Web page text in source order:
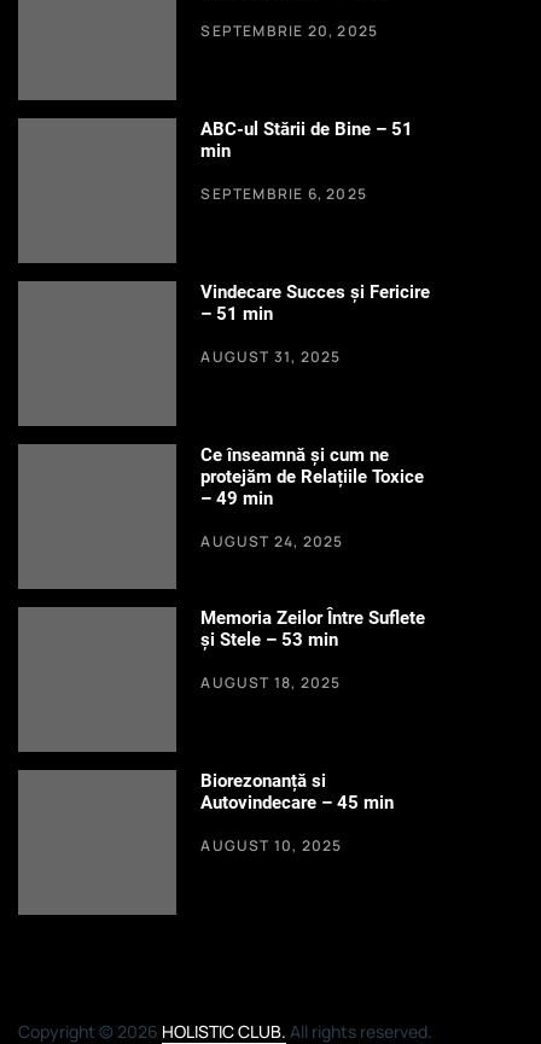
SEPTEMBRIE 20, 2025
ABC-ul Stării de Bine – 51
min
SEPTEMBRIE 6, 2025
Vindecare Succes și Fericire
– 51 min
AUGUST 31, 2025
Ce înseamnă și cum ne
protejăm de Relațiile Toxice
– 49 min
AUGUST 24, 2025
Memoria Zeilor Între Suflete
și Stele – 53 min
AUGUST 18, 2025
Biorezonanță si
Autovindecare – 45 min
AUGUST 10, 2025
Copyright © 2026 HOLISTIC CLUB. All rights reserved.